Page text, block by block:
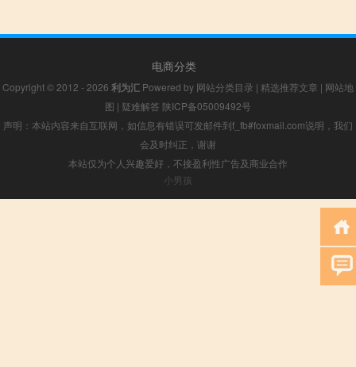
电商分类
Copyright © 2012 - 2026 利为汇 Powered by 网站分类目录 | 精选推荐文章 | 网站地
图 | 疑难解答 陕ICP备05009492号
声明：本站内容来自互联网，如信息有错误可发邮件到f_fb#foxmail.com说明，我们
会及时纠正，谢谢
本站仅为个人兴趣爱好，不接盈利性广告及商业合作
小男孩